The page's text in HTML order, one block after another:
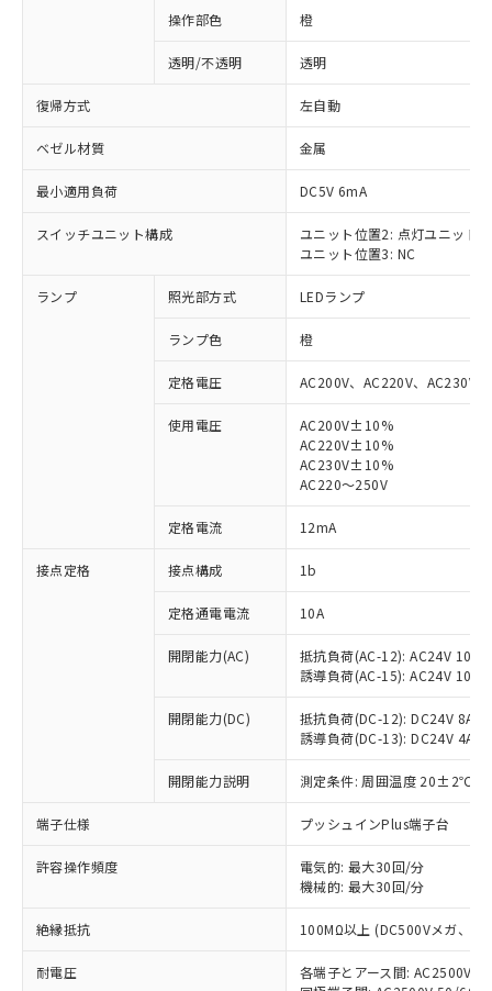
操作部色 橙
透明/不透明 透明
復帰方式 左自動
ベゼル材質 金属
最小適用負荷 DC5V 6mA
スイッチユニット構成
ユニット位置2: 点灯ユニット
ユニット位置3: NC
ランプ 照光部方式 LEDランプ
ランプ色 橙
定格電圧 AC200V、AC220V、AC230V
使用電圧
AC200V±10%
AC220V±10%
AC230V±10%
AC220～250V
定格電流 12mA
接点定格 接点構成 1b
定格通電電流 10A
開閉能力(AC)
抵抗負荷(AC-12): AC24V 10A/
誘導負荷(AC-15): AC24V
開閉能力(DC)
抵抗負荷(DC-12): DC24V 8A/
誘導負荷(DC-13): DC24V 4A/
開閉能力説明 測定条件: 周囲温度 20±2℃、
端子仕様 プッシュインPlus端子台
許容操作頻度
電気的: 最大30回/分
機械的: 最大30回/分
絶縁抵抗 100MΩ以上 (DC500Vメガ、点
耐電圧
各端子とアース間: AC2500V
ご利用条件
以下の条件をお読みいただき、同意のうえ
本サービスは、当社制御機器事業取扱
商品の当社在庫状況および標準価格
(税抜)を提供させていただくもので
当社制御機器事業取扱商品の中には、
本サービスの対象外となる商品もある
ことをご了承ください。
在庫状況および標準価格照会結果は、
記載している更新日時点での社内デー
タに基づき作成されるものであり、閲
準価格とは異なる場合があることをご
対応済み：EU RoHS指令（10物質）の
非含有に対応した製品が提供可能な商品で
対応予定：EU RoHS指令（10物質）の非含
有に対応した製品に切り替える予定のある
対応予定なし：EU RoHS指令（10物質）の
非含有に非対応の商品で、対応品を出す予
調査・確認中：EU RoHS指令（10物質）の
非含有の対応状況を調査中または確認中の
非該当品：ライセンス料など無形物で、有
害物質有無と関係のない商品です。
仕入先様の事情により、非含有部品として
いたものが、含有品と判明した場合などや
むを得ず変更することがあります。
*EU RoHS指令（10物質）：
鉛(Pb) 1000ppm以下、 水銀(Hg) 1000ppm以下、 カド
六価クロム(Cr(Ⅵ)) 1000ppm以下、ポリ臭化ビフェニル
「○」：最大均質材料含有率が中国RoHSの
基準値以下であることを示します。
「×」：最大均質材料含有率が中国RoHSの
基準値を超えていることを示します。
「－」：未確認です。当社販売部門へお問
当社は、これら貴社製品のうち、外国
為替および外国貿易法に定める商品
（以下｢規制貨物等」という）を輸出
または国外への提供する場合は、日本
国政府の輸出許可(または役務取引許
可)を取得するなどの必要な手続きを